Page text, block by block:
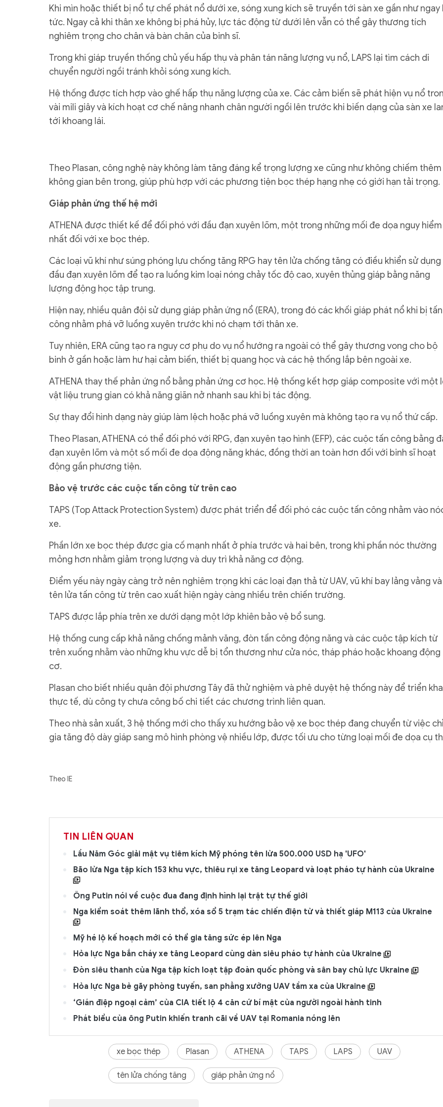
Khi mìn hoặc thiết bị nổ tự chế phát nổ dưới xe, sóng xung kích sẽ truyền tới sàn xe gần như ngay
tức. Ngay cả khi thân xe không bị phá hủy, lực tác động từ dưới lên vẫn có thể gây thương tích
nghiêm trọng cho chân và bàn chân của binh sĩ.
Trong khi giáp truyền thống chủ yếu hấp thụ và phân tán năng lượng vụ nổ, LAPS lại tìm cách di
chuyển người ngồi tránh khỏi sóng xung kích.
Hệ thống được tích hợp vào ghế hấp thụ năng lượng của xe. Các cảm biến sẽ phát hiện vụ nổ
vài mili giây và kích hoạt cơ chế nâng nhanh chân người ngồi lên trước khi biến dạng của sàn xe
tới khoang lái.
Theo Plasan, công nghệ này không làm tăng đáng kể trọng lượng xe cũng như không chiếm thêm
không gian bên trong, giúp phù hợp với các phương tiện bọc thép hạng nhẹ có giới hạn tải trọng.
Giáp phản ứng thế hệ mới
ATHENA được thiết kế để đối phó với đầu đạn xuyên lõm, một trong những mối đe dọa nguy hiểm
nhất đối với xe bọc thép.
Các loại vũ khí như súng phóng lựu chống tăng RPG hay tên lửa chống tăng có điều khiển sử dụng
đầu đạn xuyên lõm để tạo ra luồng kim loại nóng chảy tốc độ cao, xuyên thủng giáp bằng năng
lượng động học tập trung.
Hiện nay, nhiều quân đội sử dụng giáp phản ứng nổ (ERA), trong đó các khối giáp phát nổ khi bị tấn
công nhằm phá vỡ luồng xuyên trước khi nó chạm tới thân xe.
Tuy nhiên, ERA cũng tạo ra nguy cơ phụ do vụ nổ hướng ra ngoài có thể gây thương vong cho bộ
binh ở gần hoặc làm hư hại cảm biến, thiết bị quang học và các hệ thống lắp bên ngoài xe.
ATHENA thay thế phản ứng nổ bằng phản ứng cơ học. Hệ thống kết hợp giáp composite với một
vật liệu trung gian có khả năng giãn nở nhanh sau khi bị tác động.
Sự thay đổi hình dạng này giúp làm lệch hoặc phá vỡ luồng xuyên mà không tạo ra vụ nổ thứ cấp.
Theo Plasan, ATHENA có thể đối phó với RPG, đạn xuyên tạo hình (EFP), các cuộc tấn công bằng
đạn xuyên lõm và một số mối đe dọa động năng khác, đồng thời an toàn hơn đối với binh sĩ hoạt
động gần phương tiện.
Bảo vệ trước các cuộc tấn công từ trên cao
TAPS (Top Attack Protection System) được phát triển để đối phó các cuộc tấn công nhằm vào
xe.
Phần lớn xe bọc thép được gia cố mạnh nhất ở phía trước và hai bên, trong khi phần nóc thường
mỏng hơn nhằm giảm trọng lượng và duy trì khả năng cơ động.
Điểm yếu này ngày càng trở nên nghiêm trọng khi các loại đạn thả từ UAV, vũ khí bay lảng vảng và
tên lửa tấn công từ trên cao xuất hiện ngày càng nhiều trên chiến trường.
TAPS được lắp phía trên xe dưới dạng một lớp khiên bảo vệ bổ sung.
Hệ thống cung cấp khả năng chống mảnh văng, đòn tấn công động năng và các cuộc tập kích từ
trên xuống nhằm vào những khu vực dễ bị tổn thương như cửa nóc, tháp pháo hoặc khoang động
cơ.
Plasan cho biết nhiều quân đội phương Tây đã thử nghiệm và phê duyệt hệ thống này để triển
thực tế, dù công ty chưa công bố chi tiết các chương trình liên quan.
Theo nhà sản xuất, 3 hệ thống mới cho thấy xu hướng bảo vệ xe bọc thép đang chuyển từ việc
gia tăng độ dày giáp sang mô hình phòng vệ nhiều lớp, được tối ưu cho từng loại mối đe dọa cụ
Theo IE
TIN LIÊN QUAN
Lầu Năm Góc giải mật vụ tiêm kích Mỹ phóng tên lửa 500.000 USD hạ 'UFO'
Bão lửa Nga tập kích 153 khu vực, thiêu rụi xe tăng Leopard và loạt pháo tự hành của Ukraine
Ông Putin nói về cuộc đua đang định hình lại trật tự thế giới
Nga kiểm soát thêm lãnh thổ, xóa sổ 5 trạm tác chiến điện tử và thiết giáp M113 của Ukraine
Mỹ hé lộ kế hoạch mới có thể gia tăng sức ép lên Nga
Hỏa lực Nga bắn cháy xe tăng Leopard cùng dàn siêu pháo tự hành của Ukraine
Đòn siêu thanh của Nga tập kích loạt tập đoàn quốc phòng và sân bay chủ lực Ukraine
Hỏa lực Nga bẻ gãy phòng tuyến, san phẳng xưởng UAV tầm xa của Ukraine
‘Gián điệp ngoại cảm’ của CIA tiết lộ 4 căn cứ bí mật của người ngoài hành tinh
Phát biểu của ông Putin khiến tranh cãi về UAV tại Romania nóng lên
xe bọc thép Plasan ATHENA TAPS LAPS UAV
tên lửa chống tăng giáp phản ứng nổ